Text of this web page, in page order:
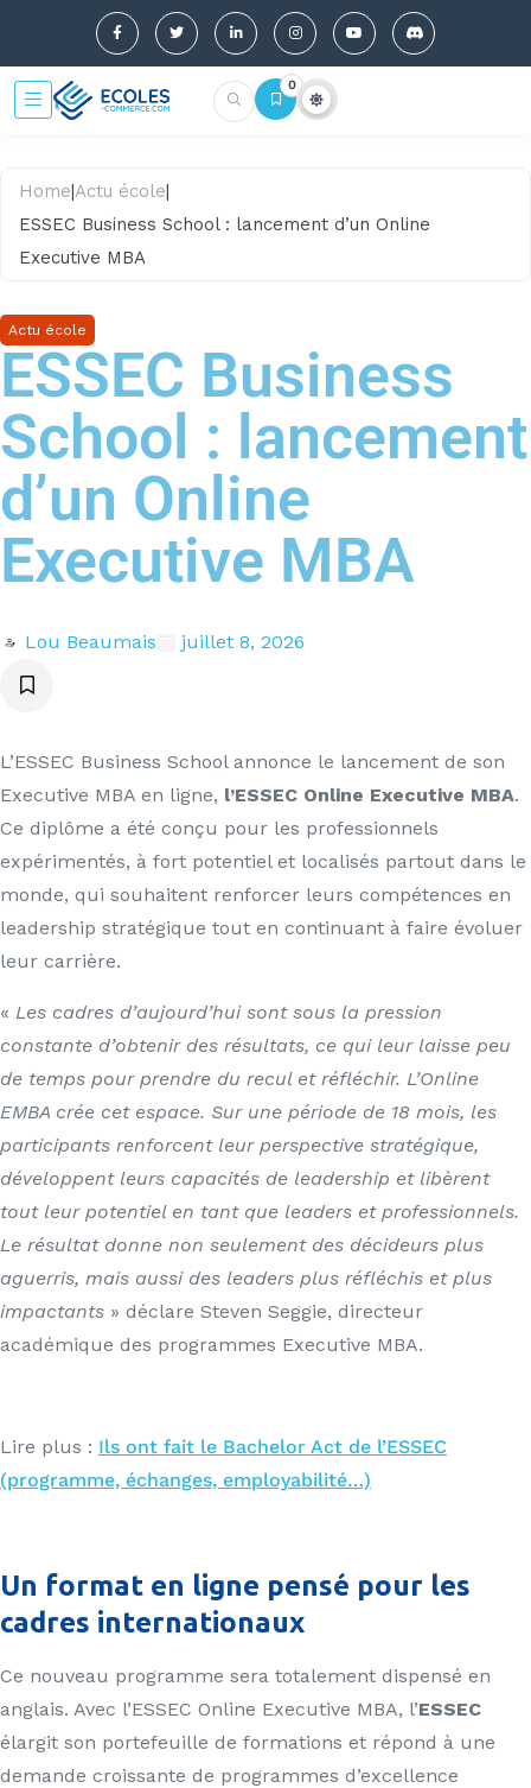
0
Home|Actu école|
ESSEC Business School : lancement d’un Online
Executive MBA
Actu école
ESSEC Business
School : lancement
d’un Online
Executive MBA
Lou Beaumais juillet 8, 2026
L’ESSEC Business School annonce le lancement de son
Executive MBA en ligne, l’ESSEC Online Executive MBA.
Ce diplôme a été conçu pour les professionnels
expérimentés, à fort potentiel et localisés partout dans le
monde, qui souhaitent renforcer leurs compétences en
leadership stratégique tout en continuant à faire évoluer
leur carrière.
« Les cadres d’aujourd’hui sont sous la pression
constante d’obtenir des résultats, ce qui leur laisse peu
de temps pour prendre du recul et réfléchir. L’Online
EMBA crée cet espace. Sur une période de 18 mois, les
participants renforcent leur perspective stratégique,
développent leurs capacités de leadership et libèrent
tout leur potentiel en tant que leaders et professionnels.
Le résultat donne non seulement des décideurs plus
aguerris, mais aussi des leaders plus réfléchis et plus
impactants » déclare Steven Seggie, directeur
académique des programmes Executive MBA.
Lire plus : Ils ont fait le Bachelor Act de l’ESSEC
(programme, échanges, employabilité…)
Un format en ligne pensé pour les
cadres internationaux
Ce nouveau programme sera totalement dispensé en
anglais. Avec l’ESSEC Online Executive MBA, l’ESSEC
élargit son portefeuille de formations et répond à une
demande croissante de programmes d’excellence